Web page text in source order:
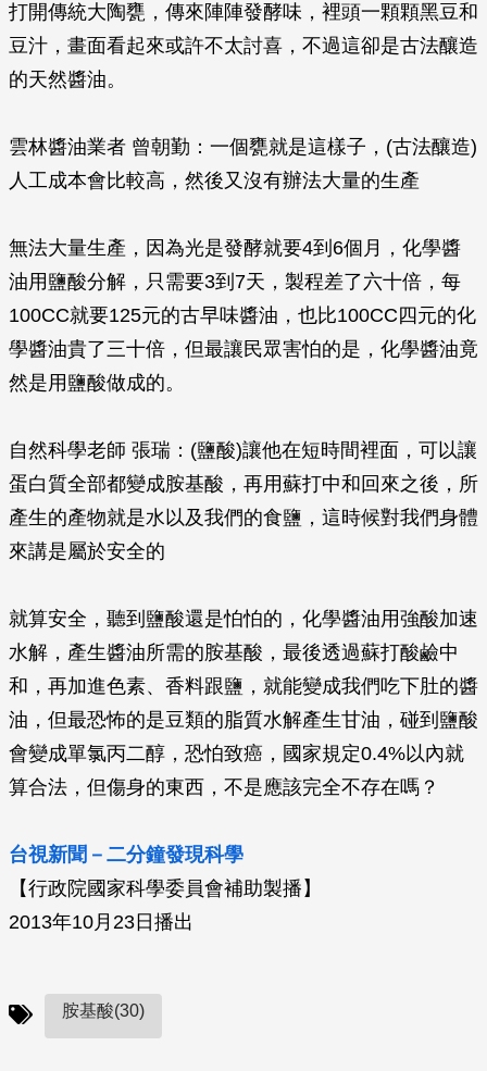
打開傳統大陶甕，傳來陣陣發酵味，裡頭一顆顆黑豆和
豆汁，畫面看起來或許不太討喜，不過這卻是古法釀造
的天然醬油。
雲林醬油業者 曾朝勤：一個甕就是這樣子，(古法釀造)
人工成本會比較高，然後又沒有辦法大量的生產
無法大量生產，因為光是發酵就要4到6個月，化學醬
油用鹽酸分解，只需要3到7天，製程差了六十倍，每
100CC就要125元的古早味醬油，也比100CC四元的化
學醬油貴了三十倍，但最讓民眾害怕的是，化學醬油竟
然是用鹽酸做成的。
自然科學老師 張瑞：(鹽酸)讓他在短時間裡面，可以讓
蛋白質全部都變成胺基酸，再用蘇打中和回來之後，所
產生的產物就是水以及我們的食鹽，這時候對我們身體
來講是屬於安全的
就算安全，聽到鹽酸還是怕怕的，化學醬油用強酸加速
水解，產生醬油所需的胺基酸，最後透過蘇打酸鹼中
和，再加進色素、香料跟鹽，就能變成我們吃下肚的醬
油，但最恐怖的是豆類的脂質水解產生甘油，碰到鹽酸
會變成單氯丙二醇，恐怕致癌，國家規定0.4%以內就
算合法，但傷身的東西，不是應該完全不存在嗎？
台視新聞－二分鐘發現科學
【行政院國家科學委員會補助製播】
2013年10月23日播出
胺基酸(30)